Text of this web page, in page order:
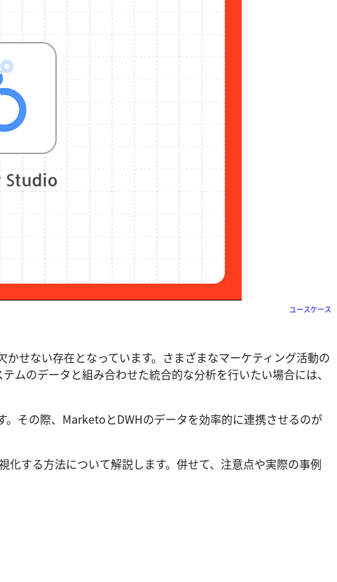
ユースケース
せない存在となっています。さまざまなマーケティング活動の
ムのデータと組み合わせた統合的な分析を行いたい場合には、
。その際、MarketoとDWHのデータを効率的に連携させるのが
する方法について解説します。併せて、注意点や実際の事例